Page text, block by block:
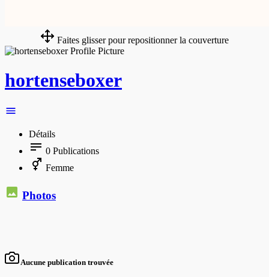
Faites glisser pour repositionner la couverture
hortenseboxer
Détails
0 Publications
Femme
Photos
Aucune publication trouvée